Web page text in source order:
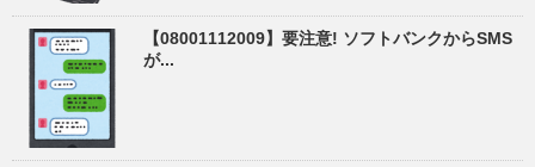
【08001112009】要注意! ソフトバンクからSMS
が...